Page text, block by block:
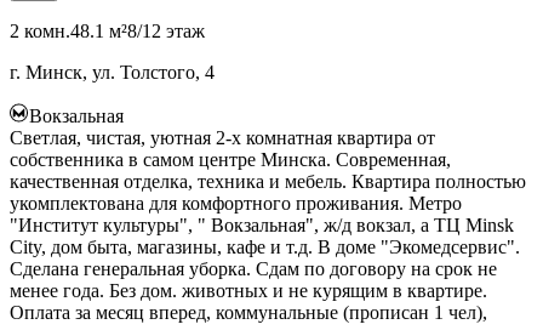
2 комн.48.1 м²8/12 этаж
г. Минск, ул. Толстого, 4
Вокзальная
Светлая, чистая, уютная 2-х комнатная квартира от
собственника в самом центре Минска. Современная,
качественная отделка, техника и мебель. Квартира полностью
укомплектована для комфортного проживания. Метро
"Институт культуры", " Вокзальная", ж/д вокзал, а ТЦ Minsk
City, дом быта, магазины, кафе и т.д. В доме "Экомедсервис".
Сделана генеральная уборка. Сдам по договору на срок не
менее года. Без дом. животных и не курящим в квартире.
Оплата за месяц вперед, коммунальные (прописан 1 чел),